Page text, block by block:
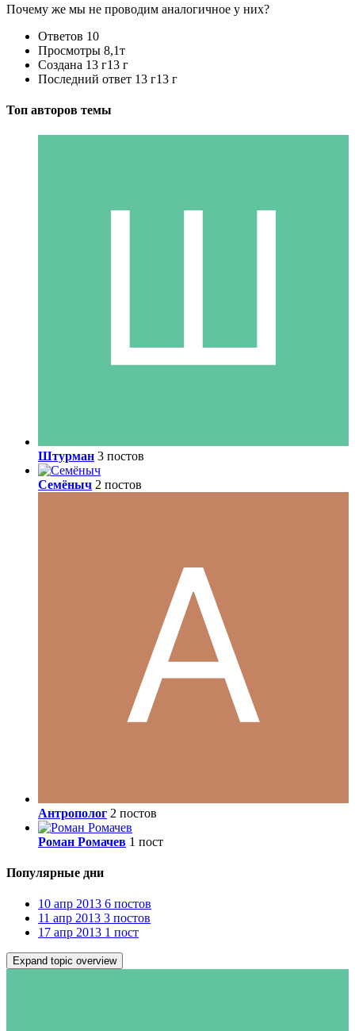
Почему же мы не проводим аналогичное у них?
Ответов 10
Просмотры 8,1т
Создана 13 г13 г
Последний ответ 13 г13 г
Топ авторов темы
Штурман 3 постов
Семёныч 2 постов
Антрополог 2 постов
Роман Ромачев 1 пост
Популярные дни
10 апр 2013 6 постов
11 апр 2013 3 постов
17 апр 2013 1 пост
Expand topic overview